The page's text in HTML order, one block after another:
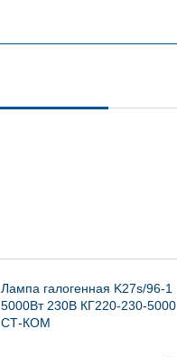
Лампа галогенная K27s/96-1
5000Вт 230В КГ220-230-5000
СТ-КОМ